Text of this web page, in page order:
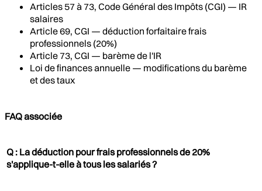
Articles 57 à 73, Code Général des Impôts (CGI) — IR
salaires
Article 69, CGI — déduction forfaitaire frais
professionnels (20%)
Article 73, CGI — barème de l'IR
Loi de finances annuelle — modifications du barème
et des taux
FAQ associée
Q : La déduction pour frais professionnels de 20%
s'applique-t-elle à tous les salariés ?